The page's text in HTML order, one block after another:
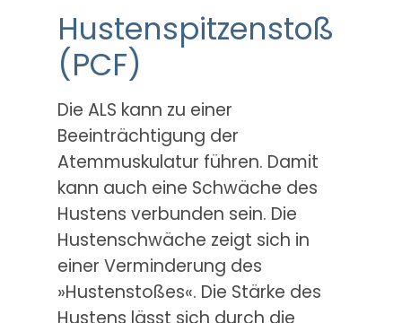
Hustenspitzenstoß
(PCF)
Die ALS kann zu einer
Beeinträchtigung der
Atemmuskulatur führen. Damit
kann auch eine Schwäche des
Hustens verbunden sein. Die
Hustenschwäche zeigt sich in
einer Verminderung des
»Hustenstoßes«. Die Stärke des